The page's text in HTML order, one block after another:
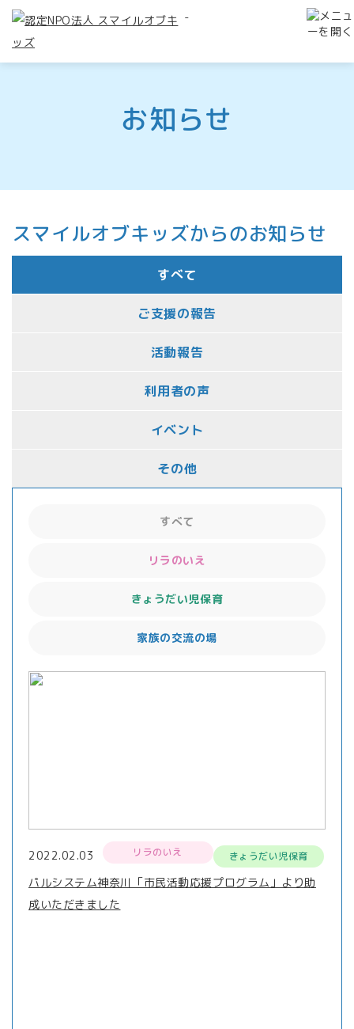
-
お知らせ
スマイルオブキッズからのお知らせ
すべて
ご支援の報告
活動報告
利用者の声
イベント
その他
すべて
リラのいえ
きょうだい児保育
家族の交流の場
2022.02.03 リラのいえ きょうだい児保育
パルシステム神奈川「市民活動応援プログラム」より助
成いただきました